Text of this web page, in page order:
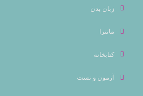
زبان بدن
مانترا
کتابخانه
آزمون و تست